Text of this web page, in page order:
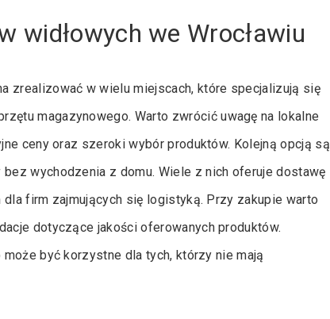
widłowych we Wrocławiu
zrealizować w wielu miejscach, które specjalizują się
magazynowego. Warto zwrócić uwagę na lokalne
ceny oraz szeroki wybór produktów. Kolejną opcją są
wychodzenia z domu. Wiele z nich oferuje dostawę
firm zajmujących się logistyką. Przy zakupie warto
dotyczące jakości oferowanych produktów.
być korzystne dla tych, którzy nie mają